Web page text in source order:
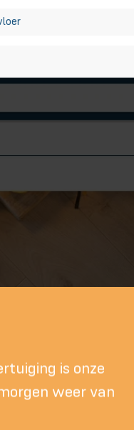
is onze
weer van